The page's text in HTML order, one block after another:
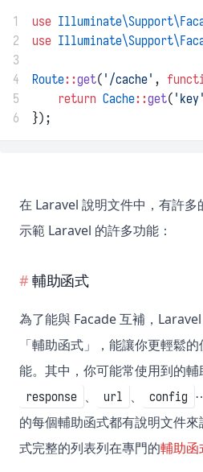
1 use
2
use
3
4
Route::get( '/cache' ,
5
return Cache::get( 'key'
6
});
在 Laravel 說明文件中，有許多
示範 Laravel 的許多功能：
輔助函式
為了能與 Facade 互補，
「輔助函式」，能讓你更輕鬆
能。其中，你可能常使用到的輔
response 、 url 、 config
的每個輔助函式都有說明文件
式完整的列表列在專門的輔助函